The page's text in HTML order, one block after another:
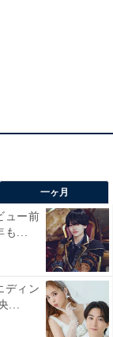
一ヶ月
ュー前
も...
ディン
...